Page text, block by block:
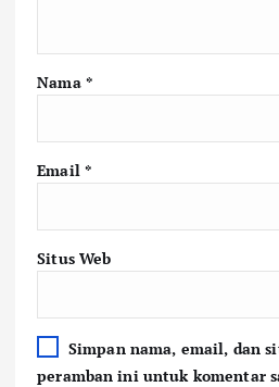
Nama *
Email *
Situs Web
Simpan nama, email, dan
peramban ini untuk komentar